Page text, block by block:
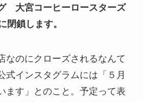
大宮コーヒーロースターズ
閉鎖します。
なのにクローズされるなんて
式インスタグラムには「５月
ます」とのこと。予定って表